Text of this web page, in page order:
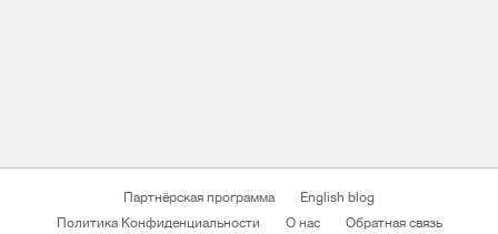
Партнёрская программа
English blog
Политика Конфиденциальности
О нас Обратная связь